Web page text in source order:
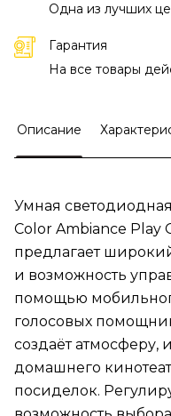
Одна из лучших
Гарантия
На все товары
Описание
Умная
Color Ambiance Play
предлагает
и возможность
помощью
голосовых
создаёт
домашнего
посиделок.